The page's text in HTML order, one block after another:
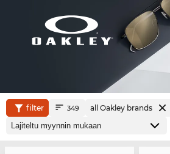
filter 349 all Oakley brands